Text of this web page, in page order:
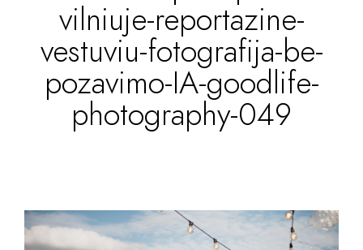
vilniuje-reportazine-
vestuviu-fotografija-be-
pozavimo-IA-goodlife-
photography-049